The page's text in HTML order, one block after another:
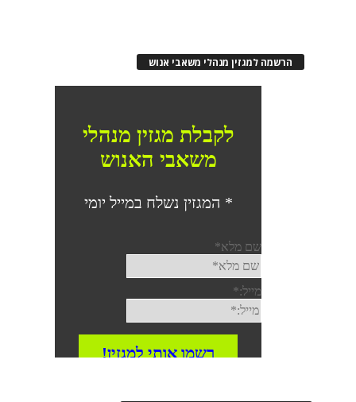
הרשמה למגזין מנהלי משאבי אנוש